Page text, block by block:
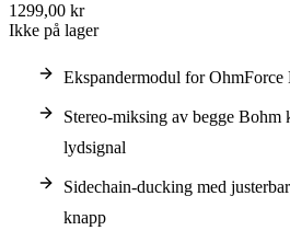
1299,00 kr
Ikke på lager
Ekspandermodul for
Stereo-miksing av begge Bohm
lydsignal
Sidechain-ducking med
knapp